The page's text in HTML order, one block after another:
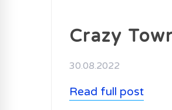
Crazy
30.08.2022
Read full post